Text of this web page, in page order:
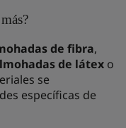
de fibra,
de látex o
se
específicas de